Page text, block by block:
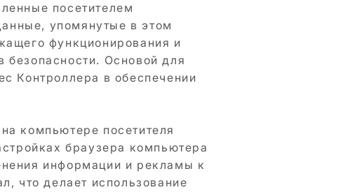
посетителем
упомянутые в этом
функционирования и
Основой для
Контроллера в обеспечении
компьютере посетителя
браузера компьютера
информации и рекламы к
что делает использование